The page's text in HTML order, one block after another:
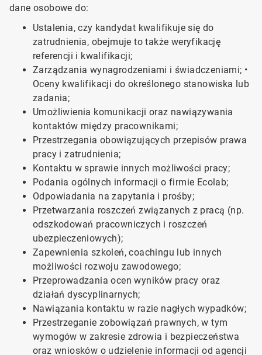
dane osobowe do:
Ustalenia, czy kandydat kwalifikuje się do
zatrudnienia, obejmuje to także weryfikację
referencji i kwalifikacji;
Zarządzania wynagrodzeniami i świadczeniami; •
Oceny kwalifikacji do określonego stanowiska lub
zadania;
Umożliwienia komunikacji oraz nawiązywania
kontaktów między pracownikami;
Przestrzegania obowiązujących przepisów prawa
pracy i zatrudnienia;
Kontaktu w sprawie innych możliwości pracy;
Podania ogólnych informacji o firmie Ecolab;
Odpowiadania na zapytania i prośby;
Przetwarzania roszczeń związanych z pracą (np.
odszkodowań pracowniczych i roszczeń
ubezpieczeniowych);
Zapewnienia szkoleń, coachingu lub innych
możliwości rozwoju zawodowego​​​​​​​;
Przeprowadzania ocen wyników pracy oraz
działań dyscyplinarnych;
Nawiązania kontaktu w razie nagłych wypadków;
Przestrzeganie zobowiązań prawnych, w tym
wymogów w zakresie zdrowia i bezpieczeństwa
oraz wniosków o udzielenie informacji od agencji